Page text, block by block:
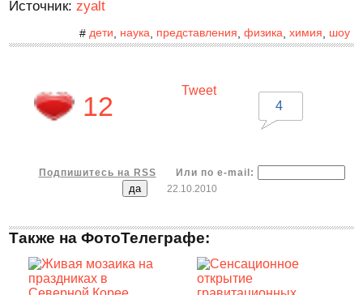
Источник:zyalt
# дети наука, представления физика, химия шоу
12
Tweet
4
Подпишитесь на RSS
Или по e-mail:
22.10.2010
Также на ФотоТелеграфе: